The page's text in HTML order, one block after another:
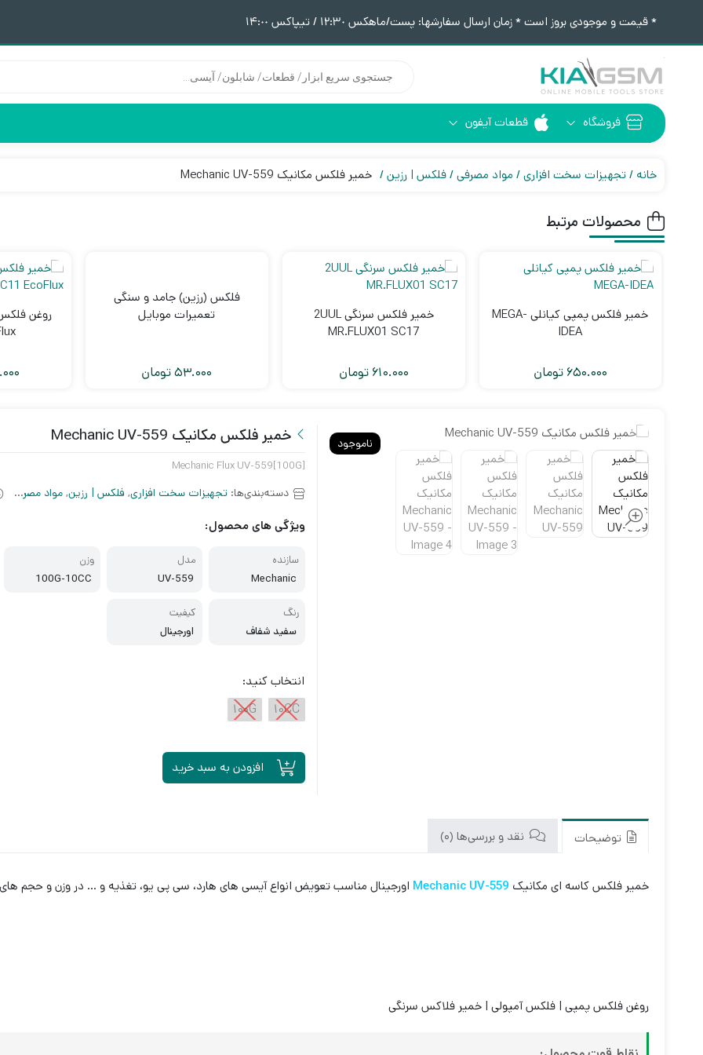
* قیمت و موجودی بروز است * زمان ارسال سفارشها: پست/ماهکس ١٢:٣٠ / تیپاکس ١۴:٠٠
محصولات
فروشگاه
ابزار لحیم کاری هیتر | هویه
قطعات آیفون
آیفون 6 قطعات آیفون 6 خانه تجهیزات سخت افزاری مواد مصرفی فلکس | رزین خمیر فلکس مکانیک Mechanic UV-559
محصولات مرتبط
خمیر فلکس پمپی کیانلی MEGA-
IDEA
650.000 تومان
خمیر فلکس سرنگی 2UUL
MR.FLUX01 SC17
610.000 تومان
فلکس (رزین) جامد و سنگی
تعمیرات موبایل
53.000تومان
ناموجود خمیر فلکس مکانیک Mechanic UV-559
Mechanic Flux UV-559[100G]
دسته‌بندی‌ها: تجهیزات سخت افزاری, فلکس | رزین, مواد مصرفی
ویژگی های محصول:
سازنده
Mechanic
مدل
UV-559
وزن
100G-10CC
رنگ
سفید شفاف
کیفیت
اورجینال
انتخاب کنید:
10CC
100G
افزودن به سبد خرید
توضیحات نقد و بررسی‌ها (0)
خمیر فلکس کاسه ای مکانیک Mechanic UV-559 اورجینال مناسب تعویض انواع آیسی های هارد، سی پی یو، تغذیه و … در وزن و حجم
روغن فلکس پمپی | فلکس آمپولی | خمیر فلاکس سرنگی